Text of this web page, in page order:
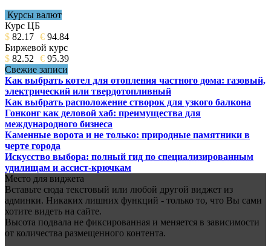
Курсы валют
Курс ЦБ
$ 82.17 € 94.84
Биржевой курс
$ 82.52 € 95.39
Свежие записи
Как выбрать котел для отопления частного дома: газовый,
электрический или твердотопливный
Как выбрать расположение створок для узкого балкона
Гонконг как деловой хаб: преимущества для
международного бизнеса
Каменные ворота и не только: природные памятники в
черте города
Искусство выбора: полный гид по специализированным
удилищам и ассист-крючкам
Место для виджета
Вставьте сюда текстовый или любой другой виджет из
админки. Никаких лишних функций - только то, что Вы сами
хотите видеть на сайте.
Высота подвала не фиксированная и меняется в зависимости
от количества размещенного контента.